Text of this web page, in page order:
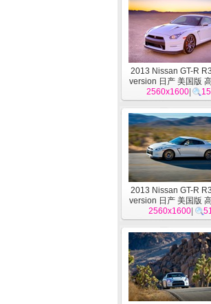
2013 Nissan GT-R
version 日产 美国版
15
2560x1600
2013 Nissan GT-R
version 日产 美国版
11
2560x1600